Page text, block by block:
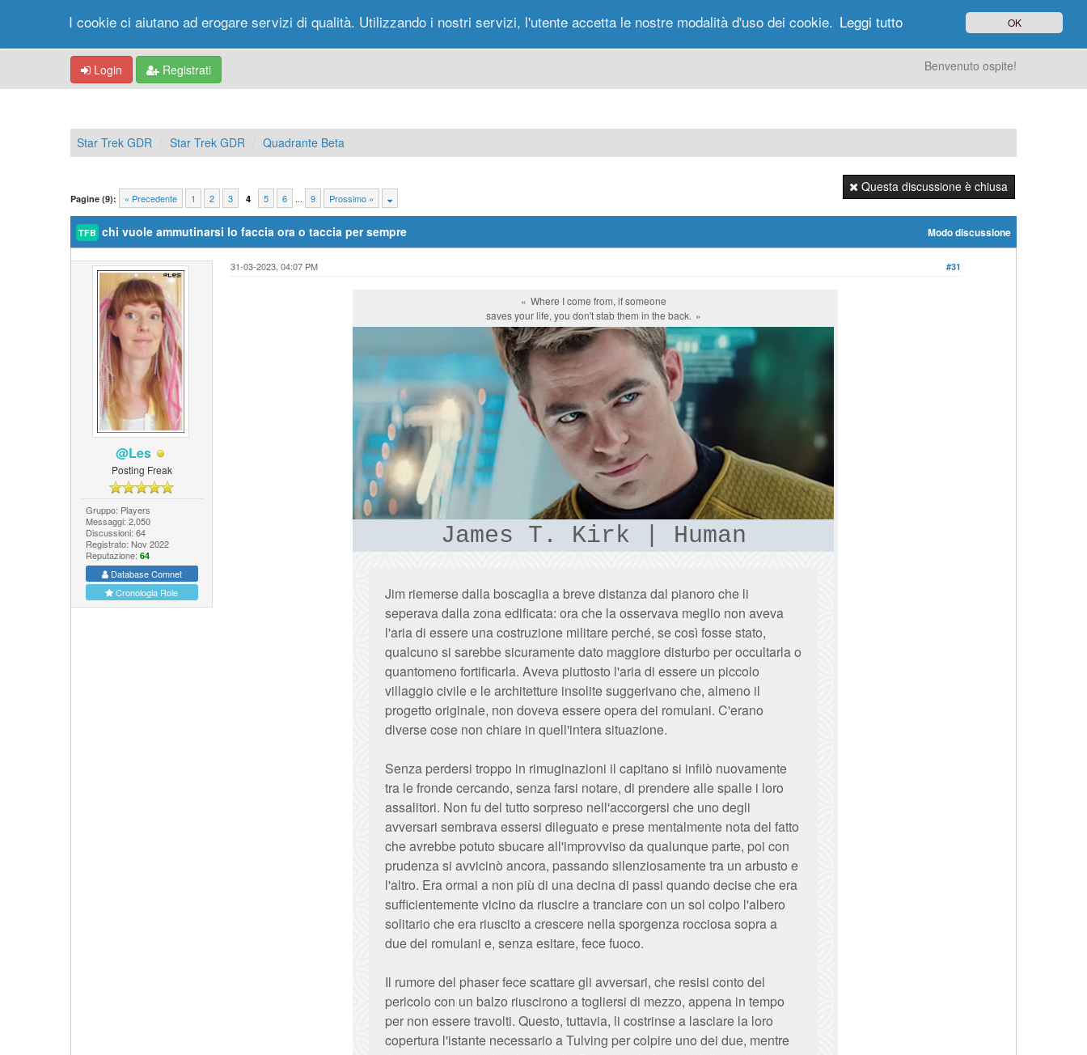
Portale Forum Nuovi Messaggi Messaggi di Oggi Ricerca Utenti
Login Registrati Benvenuto ospite!
Star Trek GDR Star Trek GDR Quadrante Beta
Pagine (9): « Precedente 1 2 3 4 5 6 ... 9 Prossimo »
Questa discussione è chiusa
Modo discussione
TFB chi vuole ammutinarsi lo faccia ora o taccia per sempre
@Les
Posting Freak
Gruppo: Players
Messaggi: 2,050
Discussioni: 64
Registrato: Nov 2022
Reputazione: 64
Database Comnet
Cronologia Role
#31
31-03-2023, 04:07 PM
Where I come from, if someone
saves your life, you don't stab them in the back.
James T. Kirk | Human
Jim riemerse dalla boscaglia a breve distanza dal pianoro che li
seperava dalla zona edificata: ora che la osservava meglio non aveva
l'aria di essere una costruzione militare perché, se così fosse stato,
qualcuno si sarebbe sicuramente dato maggiore disturbo per occultarla o
quantomeno fortificarla. Aveva piuttosto l'aria di essere un piccolo
villaggio civile e le architetture insolite suggerivano che, almeno il
progetto originale, non doveva essere opera dei romulani. C'erano
diverse cose non chiare in quell'intera situazione.
Senza perdersi troppo in rimuginazioni il capitano si infilò nuovamente
tra le fronde cercando, senza farsi notare, di prendere alle spalle i loro
assalitori. Non fu del tutto sorpreso nell'accorgersi che uno degli
avversari sembrava essersi dileguato e prese mentalmente nota del fatto
che avrebbe potuto sbucare all'improvviso da qualunque parte, poi con
prudenza si avvicinò ancora, passando silenziosamente tra un arbusto e
l'altro. Era ormai a non più di una decina di passi quando decise che era
sufficientemente vicino da riuscire a tranciare con un sol colpo l'albero
solitario che era riuscito a crescere nella sporgenza rocciosa sopra a
due dei romulani e, senza esitare, fece fuoco.
Il rumore del phaser fece scattare gli avversari, che resisi conto del
pericolo con un balzo riuscirono a togliersi di mezzo, appena in tempo
per non essere travolti. Questo, tuttavia, li costrinse a lasciare la loro
copertura l'istante necessario a Tulving per colpire uno dei due, mentre
I cookie ci aiutano ad erogare servizi di qualità. Utilizzando i nostri servizi, l'utente accetta le nostre modalità d'uso dei cookie. Leggi tutto OK